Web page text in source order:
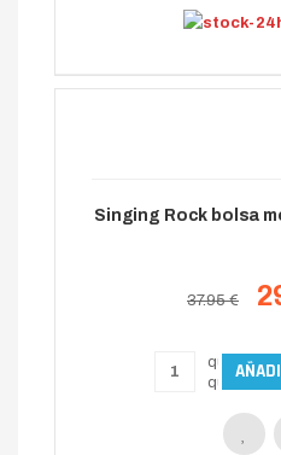
Singing Rock bolsa
37.95 €